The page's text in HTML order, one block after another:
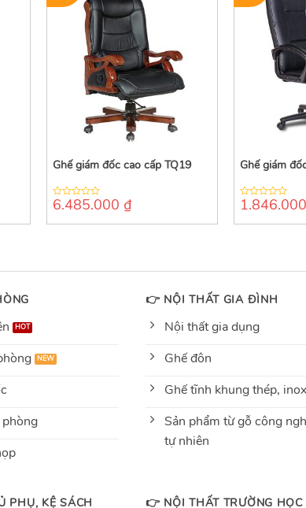
Ghế giám đốc cao cấp TQ19
0
of
6.485.000 ₫
Ghế giám
0
of
1.846.000
👉 NỘI THẤT GIA ĐÌNH
Nội thất gia dụng
Ghế đôn
Ghế tĩnh khung thép, inox
Sản phẩm từ gỗ công
tự nhiên
PHỤ, KỆ SÁCH 👉 NỘI THẤT TRƯỜNG HỌC